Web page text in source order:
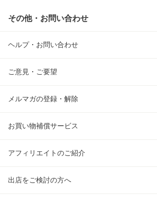
その他・お問い合わせ
ヘルプ・お問い合わせ
ご意見・ご要望
メルマガの登録・解除
お買い物補償サービス
アフィリエイトのご紹介
出店をご検討の方へ